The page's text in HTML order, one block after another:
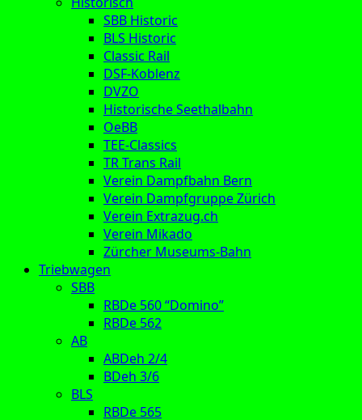
SBB Historic
BLS Historic
Classic Rail
DSF-Koblenz
DVZO
Historische Seethalbahn
OeBB
TEE-Classics
TR Trans Rail
Verein Dampfbahn Bern
Verein Dampfgruppe Zürich
Verein Extrazug.ch
Verein Mikado
Zürcher Museums-Bahn
Triebwagen
SBB
RBDe 560 “Domino”
RBDe 562
AB
ABDeh 2/4
BDeh 3/6
BLS
RBDe 565